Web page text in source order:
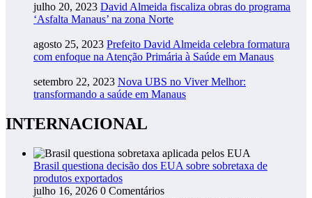
julho 20, 2023 David Almeida fiscaliza obras do programa
‘Asfalta Manaus’ na zona Norte
agosto 25, 2023 Prefeito David Almeida celebra formatura
com enfoque na Atenção Primária à Saúde em Manaus
setembro 22, 2023 Nova UBS no Viver Melhor:
transformando a saúde em Manaus
INTERNACIONAL
Brasil questiona decisão dos EUA sobre sobretaxa de
produtos exportados
julho 16, 2026 0 Comentários